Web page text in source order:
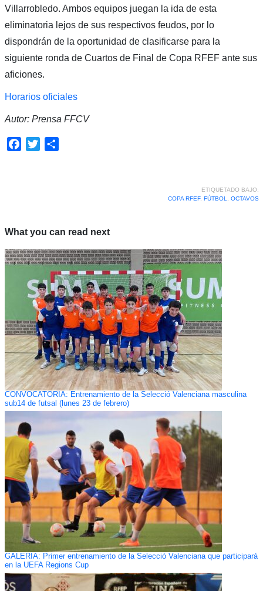
Villarrobledo. Ambos equipos juegan la ida de esta
eliminatoria lejos de sus respectivos feudos, por lo
dispondrán de la oportunidad de clasificarse para la
siguiente ronda de Cuartos de Final de Copa RFEF ante sus
aficiones.
Horarios oficiales
Autor: Prensa FFCV
Facebook
Twitter
ETIQUETADO BAJO:
COPA RFEF, FÚTBOL, OCTAVOS
What you can read next
CONVOCATORIA: Entrenamiento de la Selecció Valenciana masculina
sub14 de futsal (lunes 23 de febrero)
GALERÍA: Primer entrenamiento de la Selecció Valenciana que participará
en la UEFA Regions Cup